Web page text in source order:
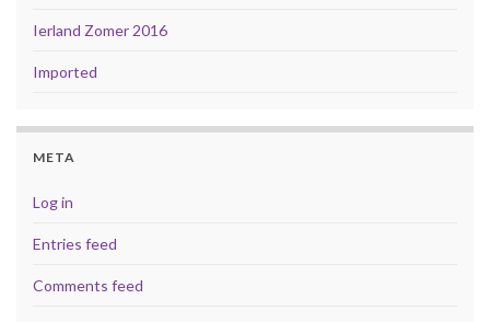
Ierland Zomer 2016
Imported
META
Log in
Entries feed
Comments feed